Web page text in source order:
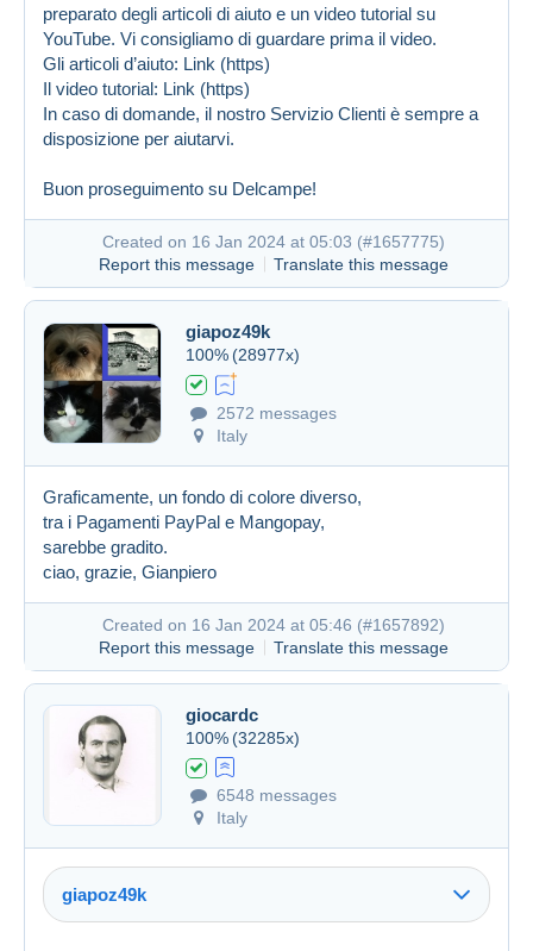
preparato degli articoli di aiuto e un video tutorial su
YouTube. Vi consigliamo di guardare prima il video.
Gli articoli d’aiuto: Link (https)
Il video tutorial: Link (https)
In caso di domande, il nostro Servizio Clienti è sempre a
disposizione per aiutarvi.
Buon proseguimento su Delcampe!
Created on 16 Jan 2024 at 05:03 (#1657775)
Report this message
Translate this message
giapoz49k
100% (28977x)
2572 messages
Italy
Graficamente, un fondo di colore diverso,
tra i Pagamenti PayPal e Mangopay,
sarebbe gradito.
ciao, grazie, Gianpiero
Created on 16 Jan 2024 at 05:46 (#1657892)
Report this message
Translate this message
giocardc
100% (32285x)
6548 messages
Italy
giapoz49k